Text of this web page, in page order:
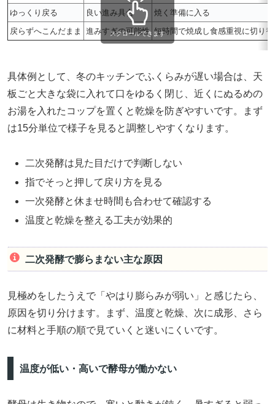
ゆっくり戻る
良い進み具合
焼く準備に入る
戻らずへこんだまま
進みすぎの可能性 短時間で焼成し食感重視に切り
スクロールできます
具体例として、冬のキッチンでふくらみが遅い場合は、天
板ごと大きな袋に入れて口をゆるく閉じ、近くにぬるめの
お湯を入れたコップを置くと乾燥を防ぎやすいです。まず
は15分単位で様子を見ると調整しやすくなります。
二次発酵は見た目だけで判断しない
指でそっと押して戻り方を見る
一次発酵と休ませ時間も合わせて確認する
温度と乾燥を整える工夫が効果的
二次発酵で膨らまない主な原因
見極めをしたうえで「やはり膨らみが弱い」と感じたら、
原因を切り分けます。まず、温度と乾燥、次に成形、さら
に材料と手順の順で見ていくと迷いにくいです。
温度が低い・高いで酵母が働かない